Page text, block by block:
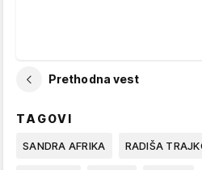
Prethodna vest
TAGOVI
SANDRA AFRIKA RADIŠA